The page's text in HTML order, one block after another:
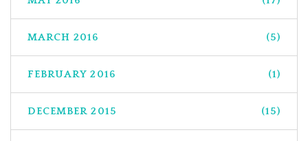
MARCH 2016 (5)
FEBRUARY 2016 (1)
DECEMBER 2015 (15)